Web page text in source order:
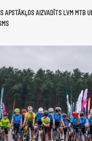
APSTĀKĻOS AIZVADĪTS LVM MTB